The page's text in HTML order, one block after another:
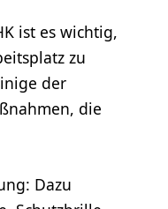
ist es wichtig,
zu
der
die
Dazu